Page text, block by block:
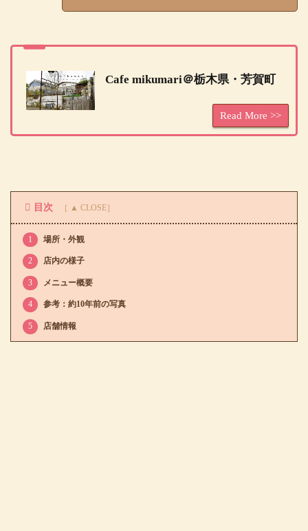
Cafe mikumari＠栃木県・芳賀町
目次
1 場所・外観
2 店内の様子
3 メニュー概要
4 参考：約10年前の写真
5 店舗情報